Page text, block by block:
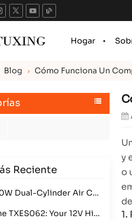
Hogar
Blog Cómo Funciona Un
Reciente
Compressor: Power, Efficiency, and Versatility in One Compact Package
Your 12V High-Pressure Powerhouse
y
o
1.